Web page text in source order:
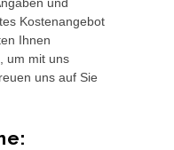
Kostenangebot
Ihnen
um mit uns
uns auf Sie